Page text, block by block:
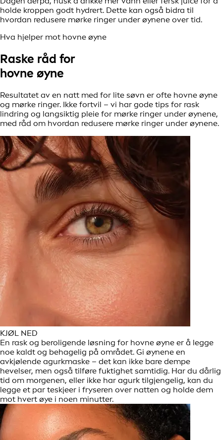
holde kroppen godt hydrert. Dette kan også bidra til
hvordan redusere mørke ringer under øynene over tid.
Hva hjelper mot hovne øyne
Raske råd for
hovne øyne
Resultatet av en natt med for lite søvn er ofte hovne øyne
og mørke ringer. Ikke fortvil – vi har gode tips for rask
lindring og langsiktig pleie for mørke ringer under øynene,
med råd om hvordan redusere mørke ringer under øynene.
KJØL NED
En rask og beroligende løsning for hovne øyne er å legge
noe kaldt og behagelig på området. Gi øynene en
avkjølende agurkmaske – det kan ikke bare dempe
hevelser, men også tilføre fuktighet samtidig. Har du dårlig
tid om morgenen, eller ikke har agurk tilgjengelig, kan du
legge et par teskjeer i fryseren over natten og holde dem
mot hvert øye i noen minutter.